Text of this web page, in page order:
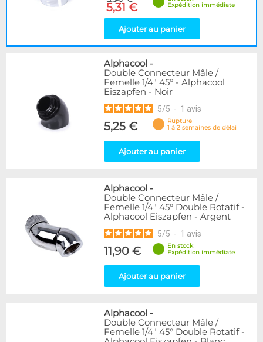
5,31 €
Expédition immédiate
Ajouter au panier
Alphacool -
Double Connecteur Mâle /
Femelle 1/4" 45° - Alphacool
Eiszapfen - Noir
5/5 - 1 avis
5,25 €
Rupture
1 à 2 semaines de délai
Ajouter au panier
Alphacool -
Double Connecteur Mâle /
Femelle 1/4" 45° Double Rotatif -
Alphacool Eiszapfen - Argent
5/5 - 1 avis
11,90 €
En stock
Expédition immédiate
Ajouter au panier
Alphacool -
Double Connecteur Mâle /
Femelle 1/4" 45° Double Rotatif -